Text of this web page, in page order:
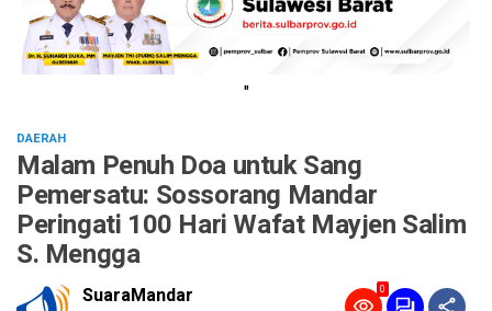
"
DAERAH
Malam Penuh Doa untuk Sang
Pemersatu: Sossorang Mandar
Peringati 100 Hari Wafat Mayjen Salim
S. Mengga
SuaraMandar 0